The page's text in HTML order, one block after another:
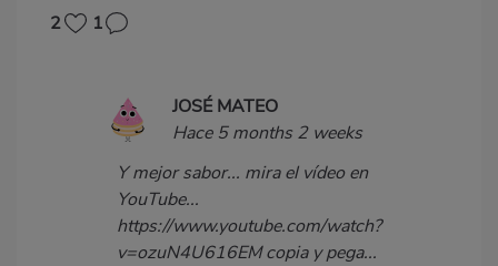
2 1
JOSÉ MATEO
Hace 5 months 2 weeks
Y mejor sabor... mira el vídeo en
YouTube...
https://www.youtube.com/watch?
v=ozuN4U616EM copia y pega...